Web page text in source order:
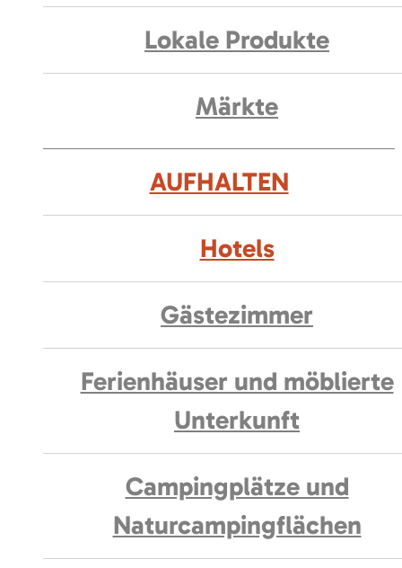
Lokale Produkte
Märkte
AUFHALTEN
Hotels
Gästezimmer
Ferienhäuser und möblierte
Unterkunft
Campingplätze und
Naturcampingflächen